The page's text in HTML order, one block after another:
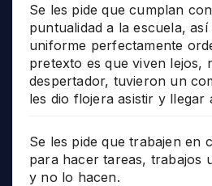
Se les pide que cumplan
puntualidad a la escuela,
uniforme perfectamente
pretexto es que viven lejos,
despertador, tuvieron un
les dio flojera asistir y llegar
Se les pide que trabajen en
para hacer tareas, trabajos
y no lo hacen.